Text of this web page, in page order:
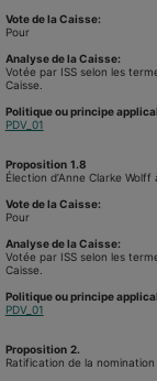
Vote de la Caisse:
Pour
Analyse de la Caisse:
Votée par ISS selon les
Caisse.
Politique ou principe
PDV_01
Proposition 1.8
Élection d’Anne Clarke
Vote de la Caisse:
Pour
Analyse de la Caisse:
Votée par ISS selon les
Caisse.
Politique ou principe
PDV_01
Proposition 2.
Ratification de la